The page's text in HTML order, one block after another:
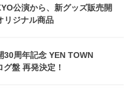
公演から、新グッズ販売開
リジナル商品
30周年記念 YEN TOWN
盤 再発決定！